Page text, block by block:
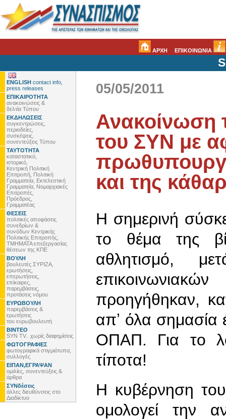
ΑΡΧΗ ΕΠΙΚΟΙΝΩΝΙΑ
ENGLISH contact info,
press releases
ΕΠΙΚΑΙΡΟΤΗΤΑ
ανακοινώσεις &
δελτία Τύπου
ΕΚΔΗΛΩΣΕΙΣ
συγκεντρώσεις,
περιοδείες,
συσκέψεις,
συνεντεύξεις Τύπου
ΤΑΥΤΟΤΗΤΑ
καταστατικό,
ιστορικό,
Κεντρική Πολιτική
Επιτροπή, Πολιτική
Γραμματεία, Εκτελεστική
Γραμματεία, Νομαρχιακές
Επιτροπές,
Πρόεδρος,
Γραμματέας
ΘΕΣΕΙΣ
πολιτικές αποφάσεις
συνεδρίων &
συνόδων Κεντρικής
Πολιτικής Επιτροπής,
ΤΜΗΜΑΤΑ επεξεργασίας
θέσεων της ΚΠΕ
ΒΟΥΛΗ
βουλευτές ΣΥΡΙΖΑ,
ερωτήσεις,
επερωτήσεις,
επίκαιρες,
παρεμβάσεις,
προτάσεις νόμου
ΕΥΡΩΒΟΥΛΗ
παρεμβάσεις &
ερωτήσεις
του ευρωβουλευτή
ΒΙΝΤΕΟ
SYN TV.. χωρίς διαφημίσεις
ΦΩΤΟΓΡΑΦΙΕΣ
φωτογραφικά στιγμιότυπα,
συλλογές
ΕΙΠΑΝ,ΕΓΡΑΨΑΝ
ομιλίες, συνεντεύξεις &
άρθρα
ΣΥΝδέσεις
άλλες διευθύνσεις στο
Διαδίκτυο
05/05/2011
Ανακοίνωση
του ΣΥΝ με
και της
Η σημερινή
το θέμα της
αθλητισμό,
προηγήθηκαν,
απʼ όλα σημασία
ΟΠΑΠ. Για το
τίποτα!
Η κυβέρνηση
ομολογεί την